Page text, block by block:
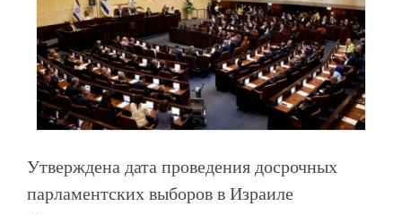
Утверждена дата проведения досрочных
парламентских выборов в Израиле